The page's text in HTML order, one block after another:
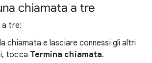
chiamata a tre
a tre:
chiamata e lasciare connessi gli altri
tocca Termina chiamata.